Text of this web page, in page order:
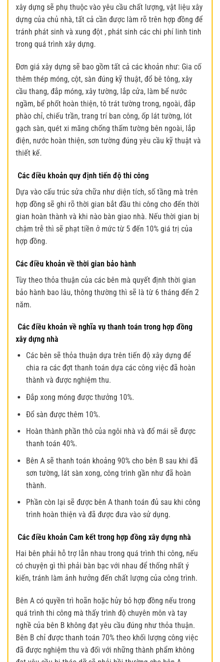
xây dựng sẽ phụ thuộc vào yêu cầu chất lượng, vật liệu xây
dựng của chủ nhà, tất cả cần được làm rõ trên hợp đồng để
tránh phát sinh và xung đột , phát sinh các chi phí linh tinh
trong quá trình xây dựng.
Đơn giá xây dựng sẽ bao gồm tất cả các khoản như: Gia cố
thêm thép móng, cột, sàn đúng kỹ thuật, đổ bê tông, xây
cầu thang, đắp móng, xây tường, lắp cửa, làm bể nước
ngầm, bể phốt hoàn thiện, tô trát tường trong, ngoài, đắp
phào chỉ, chiếu trần, trang trí ban công, ốp lát tường, lót
gạch sàn, quét xi măng chống thấm tường bên ngoài, lắp
điện, nước hoàn thiện, sơn tường đúng yêu cầu kỹ thuật và
thiết kế.
Các điều khoản quy định tiến độ thi công
Dựa vào cấu trúc sửa chữa như diện tích, số tầng mà trên
hợp đồng sẽ ghi rõ thời gian bắt đầu thi công cho đến thời
gian hoàn thành và khi nào bàn giao nhà. Nếu thời gian bị
chậm trễ thì sẽ phạt tiền ở mức từ 5 đến 10% giá trị của
hợp đồng.
Các điều khoản về thời gian bảo hành
Tùy theo thỏa thuận của các bên mà quyết định thời gian
bảo hành bao lâu, thông thường thì sẽ là từ 6 tháng đến 2
năm.
Các điều khoản về nghĩa vụ thanh toán trong hợp đồng
xây dựng nhà
Các bên sẽ thỏa thuận dựa trên tiến độ xây dựng để
chia ra các đợt thanh toán dựa các công việc đã hoàn
thành và được nghiệm thu.
Đắp xong móng được thưởng 10%.
Đổ sàn được thêm 10%.
Hoàn thành phần thô của ngôi nhà và đổ mái sẽ được
thanh toán 40%.
Bên A sẽ thanh toán khoảng 90% cho bên B sau khi đã
sơn tường, lát sàn xong, công trình gần như đã hoàn
thành.
Phần còn lại sẽ được bên A thanh toán đủ sau khi công
trình hoàn thiện và đã được đưa vào sử dụng.
Các điều khoản Cam kết trong hợp đồng xây dựng nhà
Hai bên phải hỗ trợ lẫn nhau trong quá trình thi công, nếu
có chuyện gì thì phải bàn bạc với nhau để thống nhất ý
kiến, tránh làm ảnh hưởng đến chất lượng của công trình.
Bên A có quyền trì hoãn hoặc hủy bỏ hợp đồng nếu trong
quá trình thi công mà thấy trình độ chuyên môn và tay
nghề của bên B không đạt yêu cầu đúng như thỏa thuận.
Bên B chỉ được thanh toán 70% theo khối lượng công việc
đã được nghiệm thu và đối với những thành phẩm không